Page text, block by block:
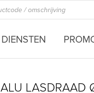
DIENSTEN
ALU LASDRAAD